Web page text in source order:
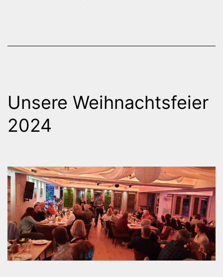
Unsere Weihnachtsfeier
2024